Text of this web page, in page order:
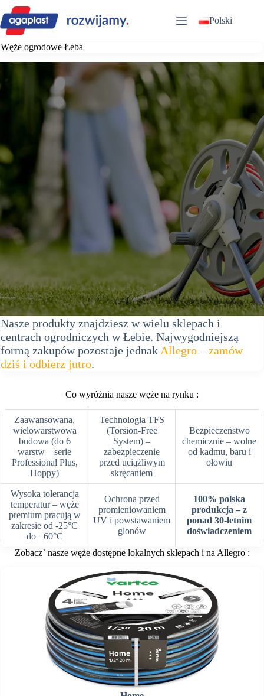
Przejdź
do
treści
Polski
Węże ogrodowe Łeba
Nasze produkty znajdziesz w wielu sklepach i
centrach ogrodniczych w Łebie. Najwygodniejszą
formą zakupów pozostaje jednak Allegro–zamów
dziś i odbierz jutro.
Co wyróżnia nasze węże na rynku :
Zaawansowana,
wielowarstwowa
budowa (do 6
warstw – serie
Professional Plus,
Hoppy)
Technologia TFS
(Torsion-Free
System) –
zabezpieczenie
przed uciążliwym
skręcaniem
Bezpieczeństwo
chemicznie – wolne
od kadmu, baru i
ołowiu
Wysoka tolerancja
temperatur – węże
premium pracują w
zakresie od -25°C
do +60°C
Ochrona przed
promieniowaniem
UV i powstawaniem
glonów
100% polska
produkcja – z
ponad 30-letnim
doświadczeniem
Zobacz` nasze węże dostępne lokalnych sklepach i na Allegro :